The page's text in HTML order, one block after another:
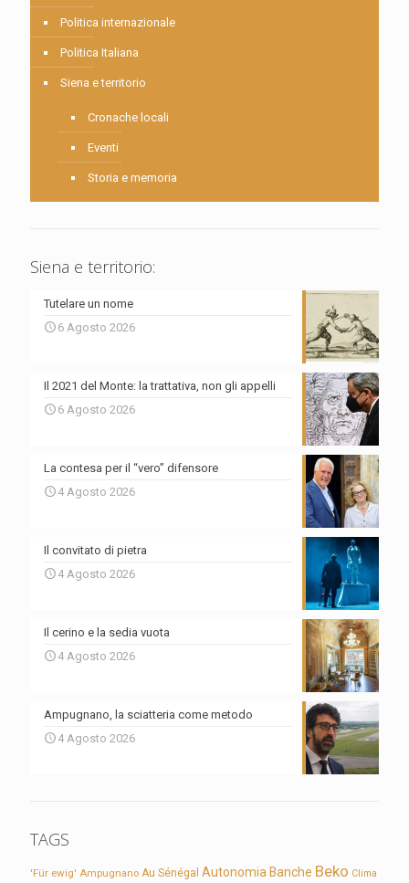
Politica internazionale
Politica Italiana
Siena e territorio
Cronache locali
Eventi
Storia e memoria
Siena e territorio:
Tutelare un nome
6 Agosto 2026
Il 2021 del Monte: la trattativa, non gli appelli
6 Agosto 2026
La contesa per il “vero” difensore
4 Agosto 2026
Il convitato di pietra
4 Agosto 2026
Il cerino e la sedia vuota
4 Agosto 2026
Ampugnano, la sciatteria come metodo
4 Agosto 2026
TAGS
'Für ewig' Ampugnano Au Sénégal Autonomia Banche Beko Clima